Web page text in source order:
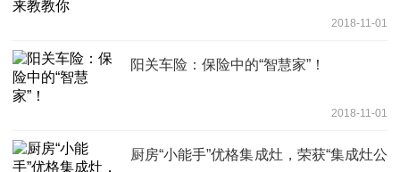
2018-11-01
阳关车险：保险中的“智慧家”！
2018-11-01
厨房“小能手”优格集成灶，荣获“集成灶公